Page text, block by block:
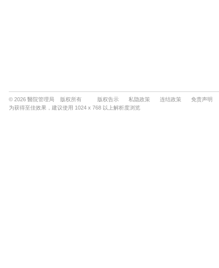
© 2026 醫院管理局 版权所有 版权告示 私隐政策 连结政策
免责声明
为获得至佳效果，建议使用 1024 x 768 以上解析度浏览